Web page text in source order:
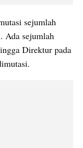
sejumlah
Ada sejumlah
Direktur pada